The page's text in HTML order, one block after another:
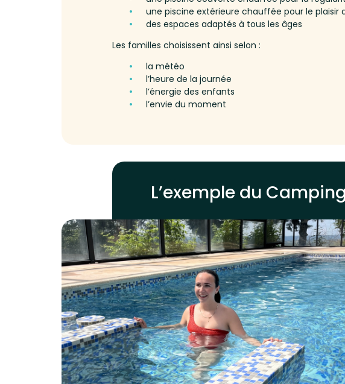
une piscine extérieure chauffée pour le plaisir
des espaces adaptés à tous les âges
Les familles choisissent ainsi selon :
la météo
l’heure de la journée
l’énergie des enfants
l’envie du moment
L’exemple du